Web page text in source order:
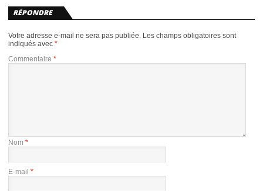
RÉPONDRE
Votre adresse e-mail ne sera pas publiée. Les champs obligatoires sont
indiqués avec *
Commentaire *
Nom *
E-mail *